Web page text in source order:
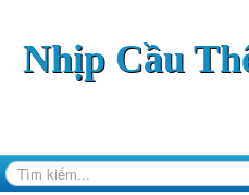
Nhịp Cầu